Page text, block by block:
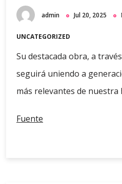
admin Jul 20, 2025
UNCATEGORIZED
Su destacada obra, a
seguirá uniendo a
más relevantes de
Fuente